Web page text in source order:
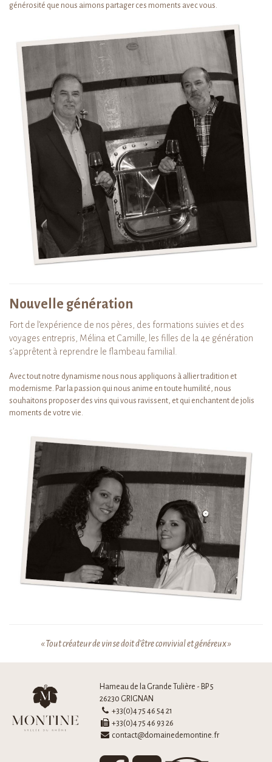
générosité que nous aimons partager ces moments avec vous.
Nouvelle génération
Fort de l’expérience de nos pères, des formations suivies et des
voyages entrepris, Mélina et Camille, les filles de la 4e génération
s’apprêtent à reprendre le flambeau familial.
Avec tout notre dynamisme nous nous appliquons à allier tradition et
modernisme. Par la passion qui nous anime en toute humilité, nous
souhaitons proposer des vins qui vous ravissent, et qui enchantent de jolis
moments de votre vie.
« Tout créateur de vin se doit d’être convivial et généreux »
Hameau de la Grande Tulière - BP 5
26230 GRIGNAN
+33(0)4 75 46 54 21
+33(0)4 75 46 93 26
contact@domainedemontine.fr